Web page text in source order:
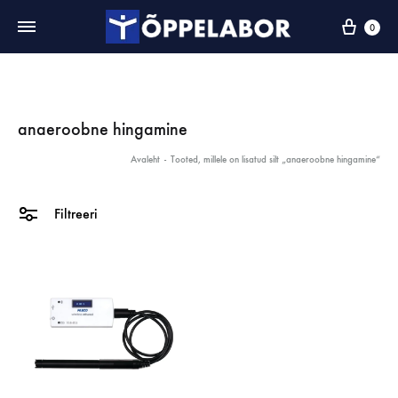
0
anaeroobne hingamine
Avaleht - Tooted, millele on lisatud silt „anaeroobne hingamine“
Filtreeri